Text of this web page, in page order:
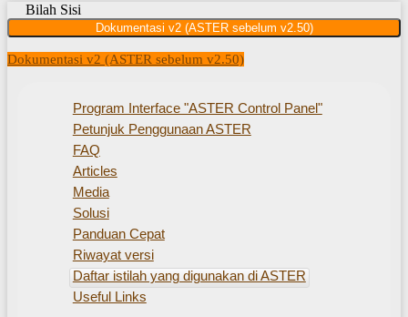
Bilah Sisi
Dokumentasi v2 (ASTER sebelum v2.50)
Dokumentasi v2 (ASTER sebelum v2.50)
Program Interface "ASTER Control Panel"
Petunjuk Penggunaan ASTER
FAQ
Articles
Media
Solusi
Panduan Cepat
Riwayat versi
Daftar istilah yang digunakan di ASTER
Useful Links